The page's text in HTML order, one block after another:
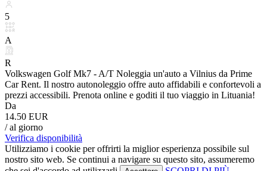
5
A
R
Volkswagen Golf Mk7 - A/T Noleggia un'auto a Vilnius da Prime
Car Rent. Il nostro autonoleggio offre auto affidabili e confortevoli a
prezzi accessibili. Prenota online e goditi il tuo viaggio in Lituania!
Da
14.50 EUR
/ al giorno
Verifica disponibilità
Utilizziamo i cookie per offrirti la miglior esperienza possibile sul
nostro sito web. Se continui a navigare su questo sito, assumeremo